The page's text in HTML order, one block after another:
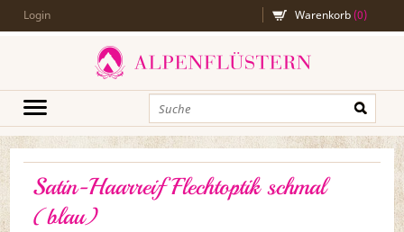
Login Warenkorb(0)
Satin-Haarreif Flechtoptik schmal
(blau)